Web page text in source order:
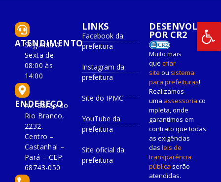
ATENDIMENTO
Segunda à
Sexta de
08:00 às
14:00
ENDEREÇO
Av. Barão do
Rio Branco,
2232.
Centro –
Castanhal –
Pará – CEP:
68743-050
LINKS
Facebook da
prefeitura
Instagram da
prefeitura
Site do IPMC
YouTube da
prefeitura
Site oficial da
prefeitura
DESENVOLVIDO
POR CR2
Muito mais
que criar
site ou sistema
para prefeituras!
Realizamos
uma assessoria co
mpleta, onde
garantimos em
contrato que todas
as exigências
das leis de
transparência
pública serão
atendidas.